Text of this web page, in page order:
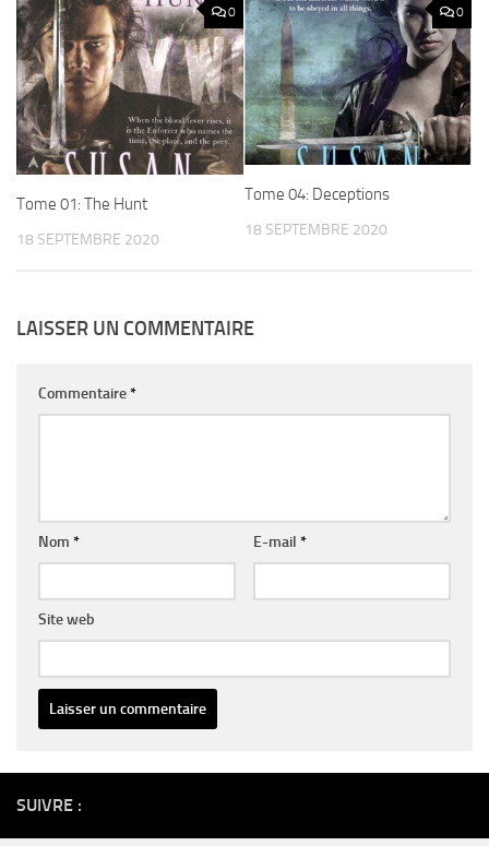
0
Tome 01: The Hunt
18 SEPTEMBRE 2020
0
Tome 04: Deceptions
18 SEPTEMBRE 2020
LAISSER UN COMMENTAIRE
Commentaire*
Nom * E-mail *
Site web
SUIVRE :